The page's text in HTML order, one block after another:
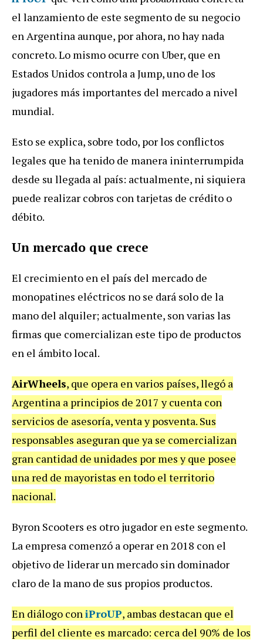
el lanzamiento de este segmento de su negocio
en Argentina aunque, por ahora, nohay nada
concreto.Lo mismo ocurre con Uber, que en
Estados Unidos controla a Jump,uno de los
jugadores más importantes del mercado a nivel
mundial.
Esto se explica, sobre todo, porlos conflictos
legales que ha tenido de manera ininterrumpida
desde su llegada al país: actualmente, ni siquiera
puede realizar cobros con tarjetas de crédito o
débito.
Un mercado que crece
El crecimiento en el país del mercado de
monopatines eléctricos no se dará solo de la
mano del alquiler; actualmente, son varias las
firmas que comercializan este tipo de productos
en el ámbitolocal.
AirWheels, que opera en varios países,llegó a
Argentina a principios de 2017 y cuenta con
servicios de asesoría,venta y posventa. Sus
responsables aseguran que ya se comercializan
gran cantidad de unidades por mes y que posee
una red de mayoristas en todo el territorio
nacional.
Byron Scooters es otro jugador en este segmento.
La empresa comenzó a operar en 2018 con el
objetivo de liderarun mercado sin dominador
claro de la mano de sus propios productos.
En diálogo con iProUP, ambas destacan que el
perfil del cliente es marcado: cerca del 90% de los